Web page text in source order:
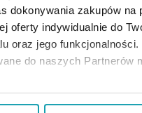
dokonywania zakupów
oferty indywidualnie do
oraz jego
do naszych Partnerów
zgodę i wybrać tylko
furazydyna nie jest
wykazują
wzorzec w
Dawniej uważano,
się z niższym ryzykiem
chemioterapeutyki są